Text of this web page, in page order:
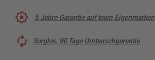
5 Jahre Garantie auf toom Eigenmarken
Sorglos, 90 Tage Umtauschgarantie